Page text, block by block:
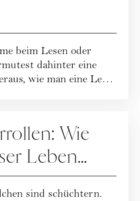
bei
beim Lesen oder
dahinter eine
wie man eine Lese-
Wie
Leben
sind schüchtern.